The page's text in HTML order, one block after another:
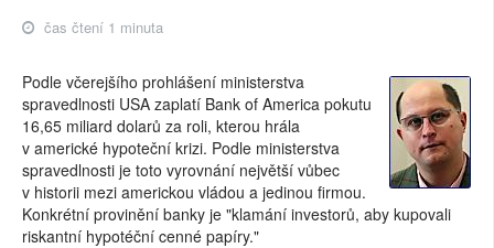
čas čtení 1 minuta
Podle včerejšího prohlášení ministerstva
spravedlnosti USA zaplatí Bank of America pokutu
16,65 miliard dolarů za roli, kterou hrála
v americké hypoteční krizi. Podle ministerstva
spravedlnosti je toto vyrovnání největší vůbec
v historii mezi americkou vládou a jedinou firmou.
Konkrétní provinění banky je "klamání investorů, aby kupovali
riskantní hypotéční cenné papíry."